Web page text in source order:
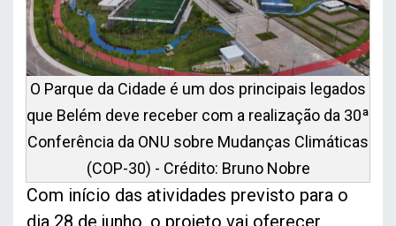
O Parque da Cidade é um dos principais legados
que Belém deve receber com a realização da 30ª
Conferência da ONU sobre Mudanças Climáticas
(COP-30) - Crédito: Bruno Nobre
Com início das atividades previsto para o
dia 28 de junho, o projeto vai oferecer